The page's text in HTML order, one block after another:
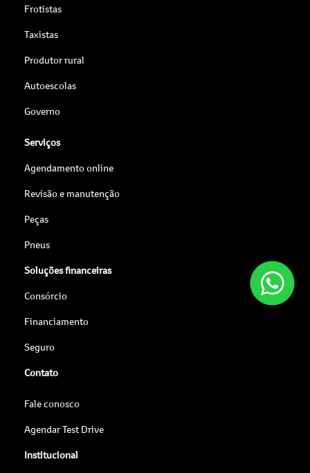
Frotistas
Taxistas
Produtor rural
Autoescolas
Governo
Serviços
Agendamento online
Revisão e manutenção
Peças
Pneus
Soluções financeiras
Consórcio
Financiamento
Seguro
Contato
Fale conosco
Agendar Test Drive
Institucional